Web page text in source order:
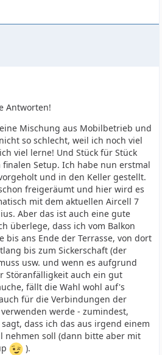
Antworten!
Mischung aus Mobilbetrieb und
so schlecht, weil ich noch viel
viel lerne! Und Stück für Stück
Setup. Ich habe nun erstmal
und in den Keller gestellt.
freigeräumt und hier wird es
mit dem aktuellen Aircell 7
Aber das ist auch eine gute
überlege, dass ich vom Balkon
bis ans Ende der Terrasse, von dort
bis zum Sickerschaft (der
usw. und wenn es aufgrund
Störanfälligkeit auch ein gut
fällt die Wahl wohl auf's
für die Verbindungen der
werde - zumindest,
dass ich das aus irgend einem
nehmen soll (dann bitte aber mit
).